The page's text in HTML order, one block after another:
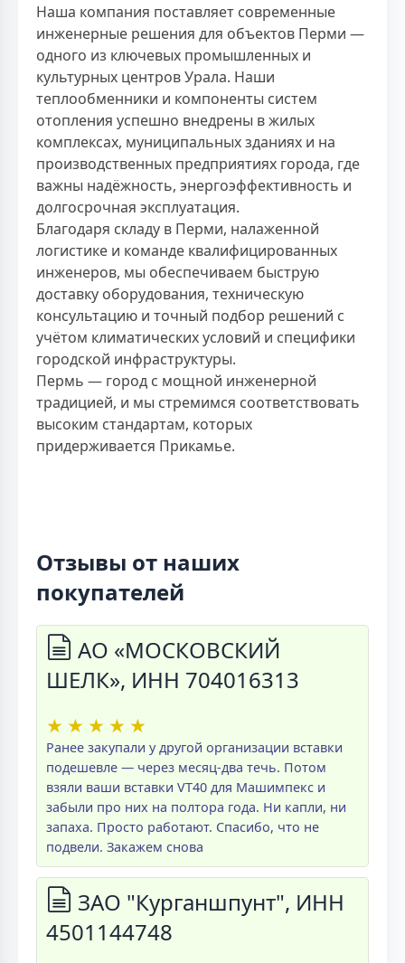
Наша компания поставляет современные
инженерные решения для объектов Перми —
одного из ключевых промышленных и
культурных центров Урала. Наши
теплообменники и компоненты систем
отопления успешно внедрены в жилых
комплексах, муниципальных зданиях и на
производственных предприятиях города, где
важны надёжность, энергоэффективность и
долгосрочная эксплуатация.
Благодаря складу в Перми, налаженной
логистике и команде квалифицированных
инженеров, мы обеспечиваем быструю
доставку оборудования, техническую
консультацию и точный подбор решений с
учётом климатических условий и специфики
городской инфраструктуры.
Пермь — город с мощной инженерной
традицией, и мы стремимся соответствовать
высоким стандартам, которых
придерживается Прикамье.
Отзывы от наших
покупателей
АО «МОСКОВСКИЙ
ШЕЛК», ИНН 704016313
★ ★ ★ ★ ★
Ранее закупали у другой организации вставки
подешевле — через месяц-два течь. Потом
взяли ваши вставки VT40 для Машимпекс и
забыли про них на полтора года. Ни капли, ни
запаха. Просто работают. Спасибо, что не
подвели. Закажем снова
ЗАО "Курганшпунт", ИНН
4501144748